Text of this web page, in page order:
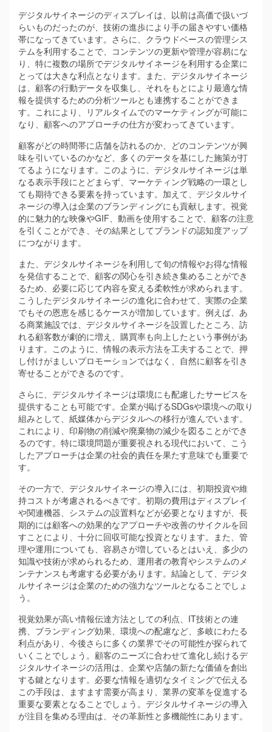
デジタルサイネージのディスプレイは、以前は高価で扱いづ
らいものだったのが、技術の進歩により手の届きやすい価格
帯になってきています。さらに、クラウドベースの管理シス
テムを利用することで、コンテンツの更新や管理が容易にな
り、特に複数の場所でデジタルサイネージを利用する企業に
とっては大きな利点となります。また、デジタルサイネージ
は、顧客の行動データを収集し、それをもとにより最適な情
報を提供するための分析ツールとも連携することができま
す。これにより、リアルタイムでのマーケティングが可能に
なり、顧客へのアプローチの仕方が変わってきています。
顧客がどの時間帯に店舗を訪れるのか、どのコンテンツが興
味を引いているのかなど、多くのデータを基にした施策が打
てるようになります。このように、デジタルサイネージは単
なる表示手段にとどまらず、マーケティング戦略の一環とし
ても期待できる要素を持っています。加えて、デジタルサイ
ネージの導入は企業のブランディングにも貢献します。視覚
的に魅力的な映像やGIF、動画を使用することで、顧客の注意
を引くことができ、その結果としてブランドの認知度アップ
につながります。
また、デジタルサイネージを利用して旬の情報やお得な情報
を発信することで、顧客の関心を引き続き集めることができ
るため、必要に応じて内容を変える柔軟性が求められます。
こうしたデジタルサイネージの進化に合わせて、実際の企業
でもその恩恵を感じるケースが増加しています。例えば、あ
る商業施設では、デジタルサイネージを設置したところ、訪
れる顧客数が劇的に増え、購買率も向上したという事例があ
ります。このように、情報の表示方法を工夫することで、押
し付けがましいプロモーションではなく、自然に顧客を引き
寄せることができるのです。
さらに、デジタルサイネージは環境にも配慮したサービスを
提供することも可能です。企業が掲げるSDGsや環境への取り
組みとして、紙媒体からデジタルへの移行が進んでいます。
これにより、印刷物の削減や廃棄物の減少を図ることができ
るのです。特に環境問題が重要視される現代において、こう
したアプローチは企業の社会的責任を果たす意味でも重要で
す。
その一方で、デジタルサイネージの導入には、初期投資や維
持コストが考慮されるべきです。初期の費用はディスプレイ
や関連機器、システムの設置料などが必要となりますが、長
期的には顧客への効果的なアプローチや改善のサイクルを回
すことにより、十分に回収可能な投資となります。また、管
理や運用についても、容易さが増しているとはいえ、多少の
知識や技術が求められるため、運用者の教育やシステムのメ
ンテナンスも考慮する必要があります。結論として、デジタ
ルサイネージは企業のための強力なツールとなることでしょ
う。
視覚効果が高い情報伝達方法としての利点、IT技術との連
携、ブランディング効果、環境への配慮など、多岐にわたる
利点があり、今後さらに多くの業界でその可能性が探られて
いくことでしょう。顧客のニーズに合わせて進化し続けるデ
ジタルサイネージの活用は、企業や店舗の新たな価値を創出
する鍵となります。必要な情報を適切なタイミングで伝える
この手段は、ますます需要が高まり、業界の変革を促進する
重要な要素となることでしょう。デジタルサイネージの導入
が注目を集める理由は、その革新性と多機能性にあります。